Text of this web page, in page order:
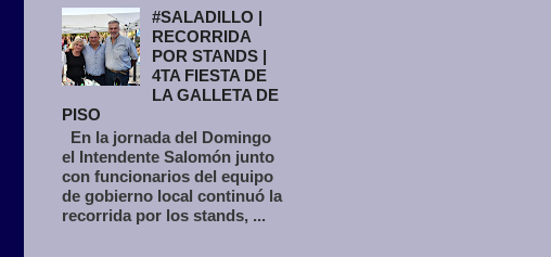
#SALADILLO |
RECORRIDA
POR STANDS |
4TA FIESTA DE
LA GALLETA DE
PISO
En la jornada del Domingo
el Intendente Salomón junto
con funcionarios del equipo
de gobierno local continuó la
recorrida por los stands, ...